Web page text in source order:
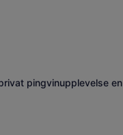
pingvinupplevelse en
Öppnas i ny flik